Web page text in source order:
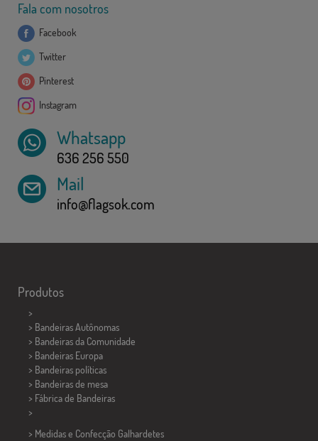
Fala com nosotros
Facebook
Twitter
Pinterest
Instagram
Whatsapp
636 256 550
Mail
info@flagsok.com
Produtos
>
> Bandeiras Autônomas
> Bandeiras da Comunidade
> Bandeiras Europa
> Bandeiras políticas
> Bandeiras de mesa
> Fábrica de Bandeiras
>
> Medidas e Confecção Galhardetes